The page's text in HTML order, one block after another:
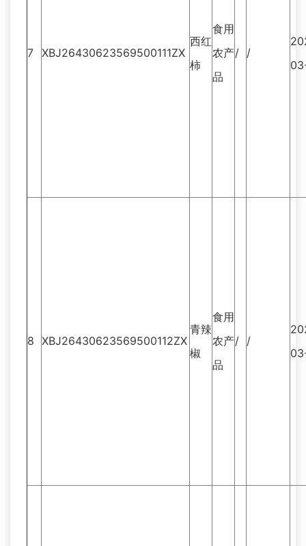
7 XBJ26430623569500111ZX
西红
柿
食用
农产
品
/ /
8 XBJ26430623569500112ZX
青辣
椒
食用
农产
品
/ /